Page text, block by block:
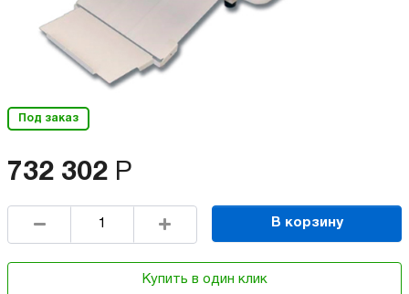
Под заказ
732 302 Р
В корзину
Купить в один клик